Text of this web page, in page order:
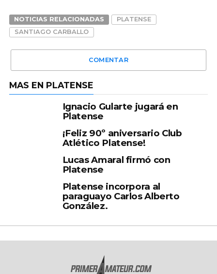
NOTICIAS RELACIONADAS
PLATENSE
SANTIAGO CARBALLO
COMENTAR
MAS EN PLATENSE
Ignacio Gularte jugará en
Platense
¡Feliz 90º aniversario Club
Atlético Platense!
Lucas Amaral firmó con
Platense
Platense incorpora al
paraguayo Carlos Alberto
González.